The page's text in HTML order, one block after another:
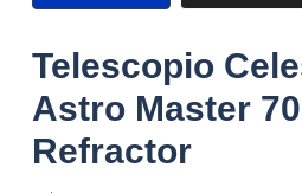
Telescopio
Astro Master
Refractor